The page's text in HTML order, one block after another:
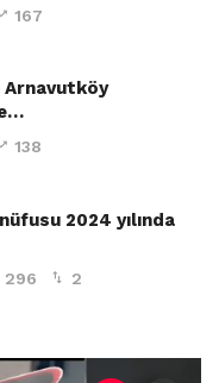
167
Arnavutköy
138
2024 yılında
296 2